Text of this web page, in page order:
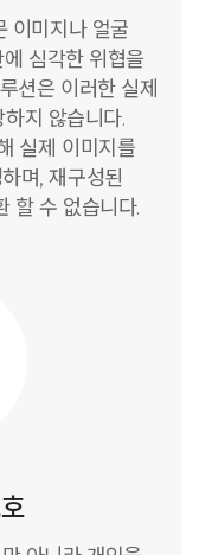
이미지나 얼굴
심각한 위협을
션은 이러한 실제
지 않습니다.
실제 이미지를
며, 재구성된
할 수 없습니다.